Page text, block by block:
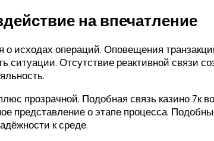
на впечатление
операций. Оповещения
ситуации. Отсутствие реактивной связи
прозрачной. Подобная связь казино 7к
представление о этапе процесса.
к среде.